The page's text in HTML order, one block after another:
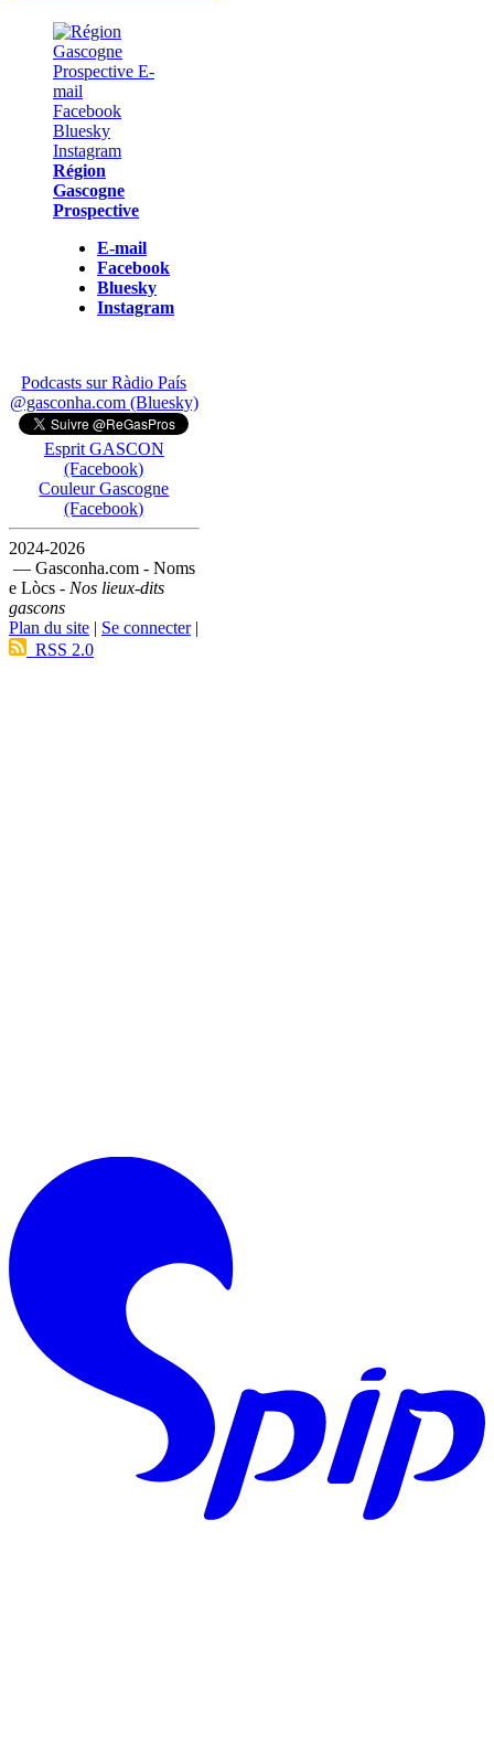
Région
Gascogne
Prospective
E-mail
Facebook
Bluesky
Instagram
Podcasts sur Ràdio País
@gasconha.com (Bluesky)
Esprit GASCON
(Facebook)
Couleur Gascogne
(Facebook)
2024-2026
— Gasconha.com - Noms
e Lòcs - Nos lieux-dits
gascons
Plan du site | Se connecter|
RSS 2.0